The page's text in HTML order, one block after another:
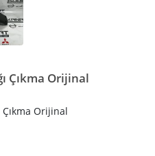
Çıkma Orijinal
Orijinal